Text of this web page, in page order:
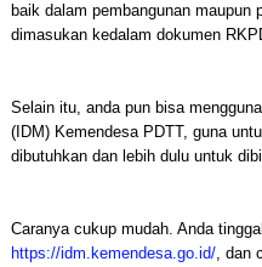
baik dalam pembangunan maupun
dimasukan kedalam dokumen
Selain itu, anda pun bisa
(IDM) Kemendesa PDTT, guna
dibutuhkan dan lebih dulu untuk
Caranya cukup mudah. Anda
https://idm.kemendesa.go.id/, dan